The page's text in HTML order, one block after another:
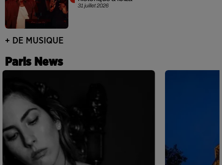
31 juillet 2026
+ DE MUSIQUE
Paris News